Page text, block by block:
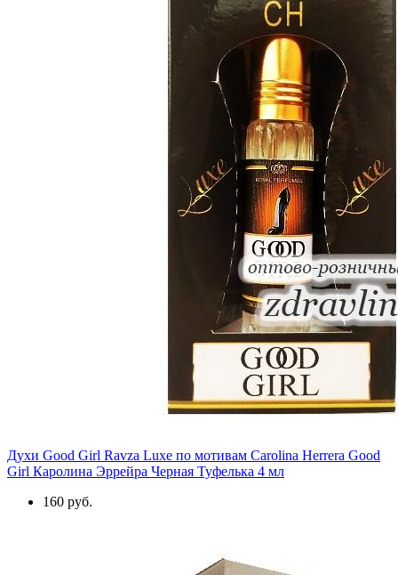
Духи Good Girl Ravza Luxe по мотивам Carolina Herrera Good
Girl Каролина Эррейра Черная Туфелька 4 мл
160 руб.